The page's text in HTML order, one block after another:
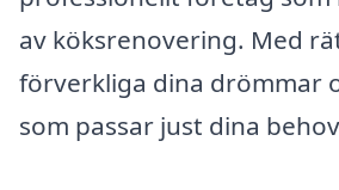
av köksrenovering. Med
förverkliga dina drömmar
som passar just dina